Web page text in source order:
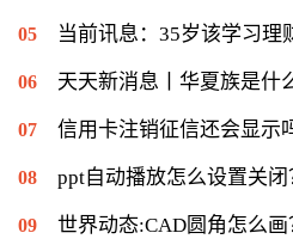
当前讯息：35岁该学习理财吗？
天天新消息丨华夏族是什么意思？华裔是
信用卡注销征信还会显示吗？银行被
ppt自动播放怎么设置关闭？ppt自
世界动态:CAD圆角怎么画